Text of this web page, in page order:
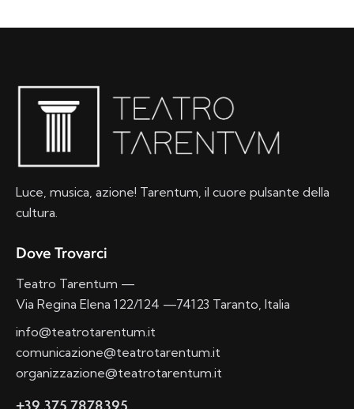
Luce, musica, azione! Tarentum, il cuore pulsante della
cultura.
Dove Trovarci
Teatro Tarentum —
Via Regina Elena 122/124 —74123 Taranto, Italia
info@teatrotarentum.it
comunicazione@teatrotarentum.it
organizzazione@teatrotarentum.it